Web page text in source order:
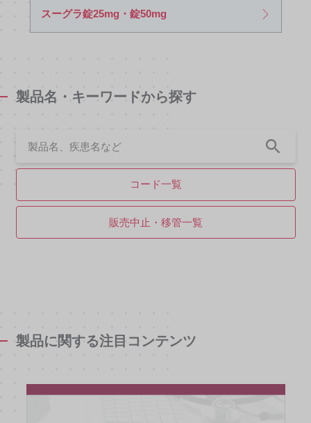
スーグラ錠25mg・錠50mg
製品名・キーワードから探す
コード一覧
販売中止・移管一覧
製品に関する注目コンテンツ